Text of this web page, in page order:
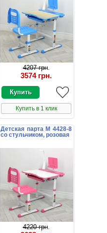
4207 грн.
3574 грн.
Купить в 1 клик
Детская парта M 4428-8
со стульчиком, розовая
4220 грн.